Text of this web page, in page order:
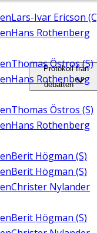
Lars-Ivar Ericson
Hans Rothenberg
Thomas Östros (S)
Hans Rothenberg
Thomas Östros (S)
Hans Rothenberg
Berit Högman (S)
Berit Högman (S)
Christer Nylander
Berit Högman (S)
Protokoll från
debatten